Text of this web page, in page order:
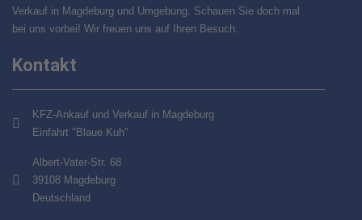
Verkauf in Magdeburg und Umgebung. Schauen Sie doch mal
bei uns vorbei! Wir freuen uns auf Ihren Besuch.
Kontakt
KFZ-Ankauf und Verkauf in Magdeburg
Einfahrt "Blaue Kuh"
Albert-Vater-Str. 68
39108 Magdeburg
Deutschland